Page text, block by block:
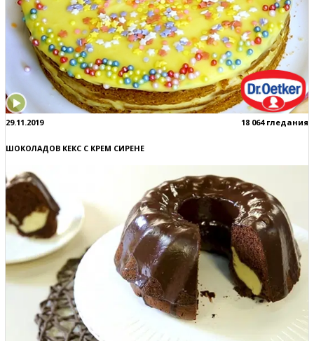
29.11.2019 18 064 гледания
ШОКОЛАДОВ КЕКС С КРЕМ СИРЕНЕ